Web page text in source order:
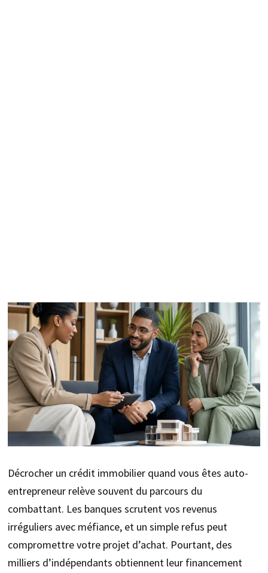
Décrocher un crédit immobilier quand vous êtes auto-
entrepreneur relève souvent du parcours du
combattant. Les banques scrutent vos revenus
irréguliers avec méfiance, et un simple refus peut
compromettre votre projet d’achat. Pourtant, des
milliers d’indépendants obtiennent leur financement